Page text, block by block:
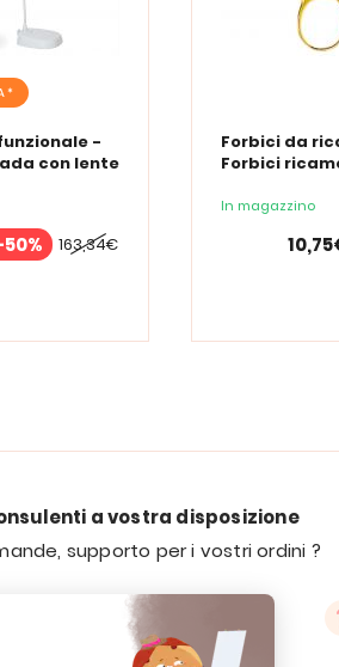
*
-
con lente
163,34€
Forbici da
Forbici
In magazzino
a vostra disposizione
supporto per i vostri ordini ?